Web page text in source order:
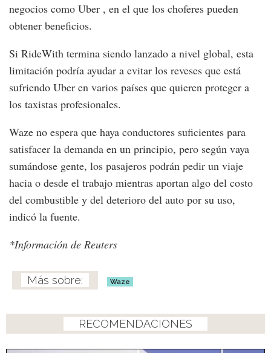
negocios como Uber , en el que los choferes pueden
obtener beneficios.
Si RideWith termina siendo lanzado a nivel global, esta
limitación podría ayudar a evitar los reveses que está
sufriendo Uber en varios países que quieren proteger a
los taxistas profesionales.
Waze no espera que haya conductores suficientes para
satisfacer la demanda en un principio, pero según vaya
sumándose gente, los pasajeros podrán pedir un viaje
hacia o desde el trabajo mientras aportan algo del costo
del combustible y del deterioro del auto por su uso,
indicó la fuente.
*Información de Reuters
Waze
RECOMENDACIONES